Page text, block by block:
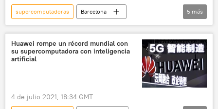
supercomputadoras
Barcelona
inteligencia artificial
superordenadores
comunicación cuántica
computación
Tecnología
5 más
Huawei rompe un récord mundial con
su supercomputadora con inteligencia
artificial
4 de julio 2021, 18:34 GMT